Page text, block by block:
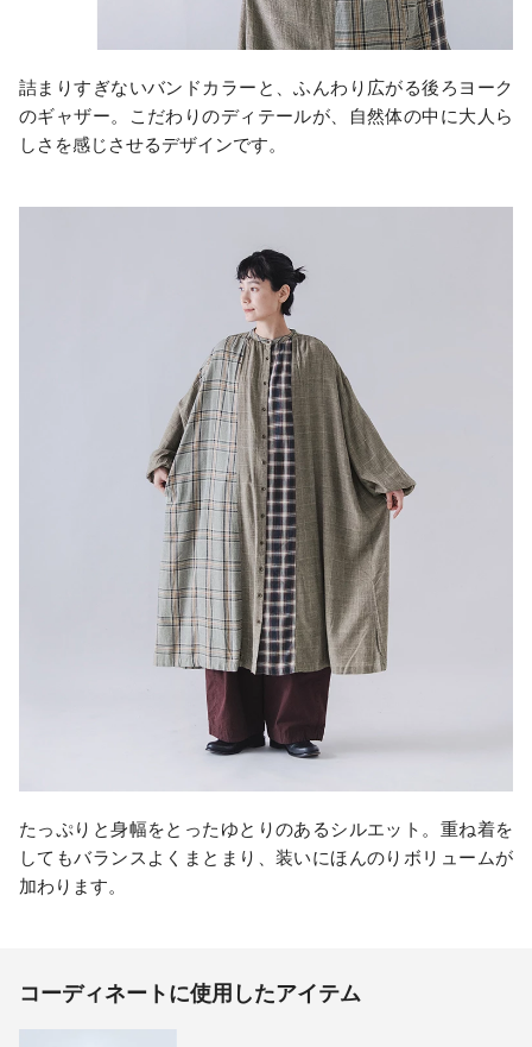
詰まりすぎないバンドカラーと、ふんわり広がる後ろヨーク
のギャザー。こだわりのディテールが、自然体の中に大人ら
しさを感じさせるデザインです。
たっぷりと身幅をとったゆとりのあるシルエット。重ね着を
してもバランスよくまとまり、装いにほんのりボリュームが
加わります。
コーディネートに使用したアイテム